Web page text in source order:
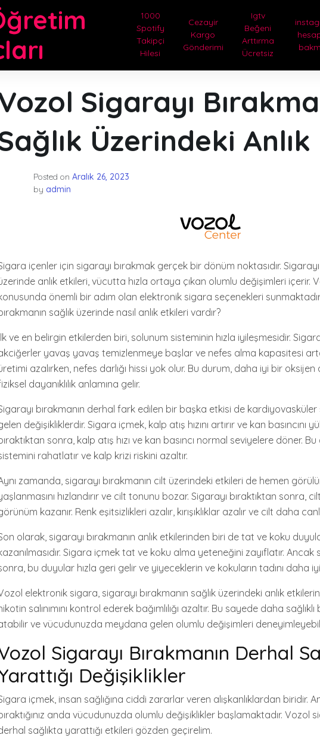
1000
Spotify
Takipçi
Hilesi
Cezayir
Kargo
Gönderimi
Igtv
Beğeni
Arttırma
Ücretsiz
Sigarayı
Üzerindeki
Posted on Aralık 26, 2023
by admin
içenler için sigarayı bırakmak gerçek bir dönüm noktasıdır. Sigarayı
anlık etkileri, vücutta hızla ortaya çıkan olumlu değişimleri içerir.
önemli bir adım olan elektronik sigara seçenekleri
sağlık üzerinde nasıl anlık etkileri vardır?
ve en belirgin etkilerden biri, solunum sisteminin hızla iyileşmesidir.
yavaş yavaş temizlenmeye başlar ve nefes alma kapasitesi
azalırken, nefes darlığı hissi yok olur. Bu durum, daha iyi bir oksijen
dayanıklılık anlamına gelir.
bırakmanın derhal fark edilen bir başka etkisi de
değişikliklerdir. Sigara içmek, kalp atış hızını artırır ve kan basıncını
sonra, kalp atış hızı ve kan basıncı normal seviyelere döner.
rahatlatır ve kalp krizi riskini azaltır.
zamanda, sigarayı bırakmanın cilt üzerindeki etkileri de hemen
hızlandırır ve cilt tonunu bozar. Sigarayı bıraktıktan sonra,
kazanır. Renk eşitsizlikleri azalır, kırışıklıklar azalır ve cilt daha
olarak, sigarayı bırakmanın anlık etkilerinden biri de tat ve koku
Sigara içmek tat ve koku alma yeteneğini zayıflatır. Ancak
bu duyular hızla geri gelir ve yiyeceklerin ve kokuların tadını daha
elektronik sigara, sigarayı bırakmanın sağlık üzerindeki anlık
salınımını kontrol ederek bağımlılığı azaltır. Bu sayede daha
ve vücudunuzda meydana gelen olumlu değişimleri
Sigarayı Bırakmanın Derhal
Değişiklikler
içmek, insan sağlığına ciddi zararlar veren alışkanlıklardan biridir.
anda vücudunuzda olumlu değişiklikler başlamaktadır. Vozol
sağlıkta yarattığı etkileri gözden geçirelim.